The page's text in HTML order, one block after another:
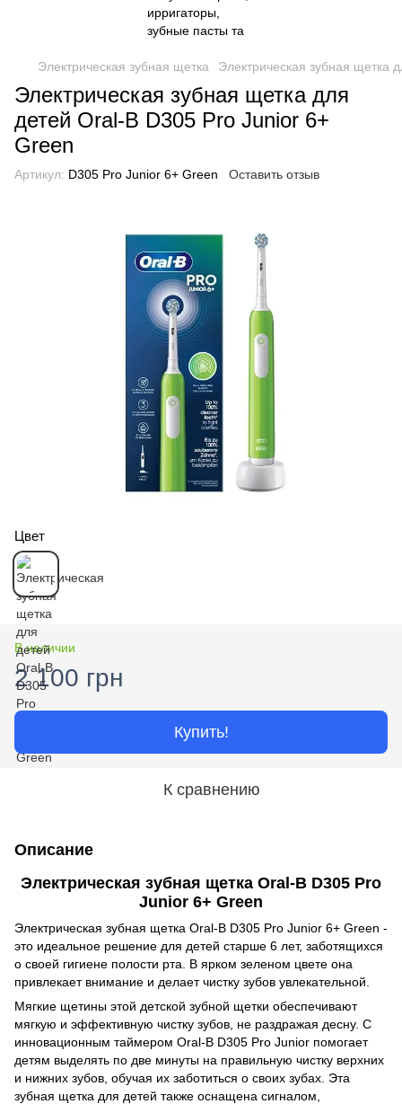
Электрическая зубная щетка Электрическая зубная щетка
Электрическая зубная щетка для
детей Oral-B D305 Pro Junior 6+
Green
Артикул: D305 Pro Junior 6+ Green Оставить отзыв
Цвет
В наличии
2 100 грн
Купить!
К сравнению
Описание
Электрическая зубная щетка Oral-B D305 Pro
Junior 6+ Green
Электрическая зубная щетка Oral-B D305 Pro Junior 6+ Green -
это идеальное решение для детей старше 6 лет, заботящихся
о своей гигиене полости рта. В ярком зеленом цвете она
привлекает внимание и делает чистку зубов увлекательной.
Мягкие щетины этой детской зубной щетки обеспечивают
мягкую и эффективную чистку зубов, не раздражая десну. С
инновационным таймером Oral-B D305 Pro Junior помогает
детям выделять по две минуты на правильную чистку верхних
и нижних зубов, обучая их заботиться о своих зубах. Эта
зубная щетка для детей также оснащена сигналом,